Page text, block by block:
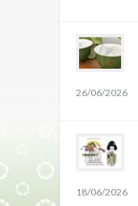
26/06/2026
18/06/2026